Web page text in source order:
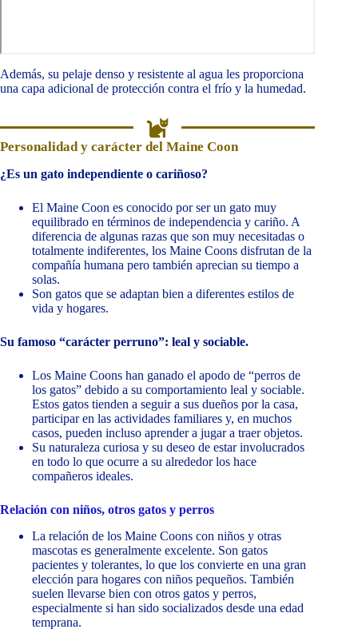
Además, su pelaje denso y resistente al agua les proporciona
una capa adicional de protección contra el frío y la humedad.
Personalidad y carácter del Maine Coon
¿Es un gato independiente o cariñoso?
El Maine Coon es conocido por ser un gato muy
equilibrado en términos de independencia y cariño. A
diferencia de algunas razas que son muy necesitadas o
totalmente indiferentes, los Maine Coons disfrutan de la
compañía humana pero también aprecian su tiempo a
solas.
Son gatos que se adaptan bien a diferentes estilos de
vida y hogares.
Su famoso “carácter perruno”: leal y sociable.
Los Maine Coons han ganado el apodo de “perros de
los gatos” debido a su comportamiento leal y sociable.
Estos gatos tienden a seguir a sus dueños por la casa,
participar en las actividades familiares y, en muchos
casos, pueden incluso aprender a jugar a traer objetos.
Su naturaleza curiosa y su deseo de estar involucrados
en todo lo que ocurre a su alrededor los hace
compañeros ideales.
Relación con niños, otros gatos y perros
La relación de los Maine Coons con niños y otras
mascotas es generalmente excelente. Son gatos
pacientes y tolerantes, lo que los convierte en una gran
elección para hogares con niños pequeños. También
suelen llevarse bien con otros gatos y perros,
especialmente si han sido socializados desde una edad
temprana.